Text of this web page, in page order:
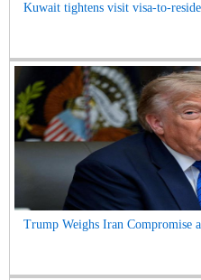
Kuwait tightens visit visa-to-
Trump Weighs Iran Compromise